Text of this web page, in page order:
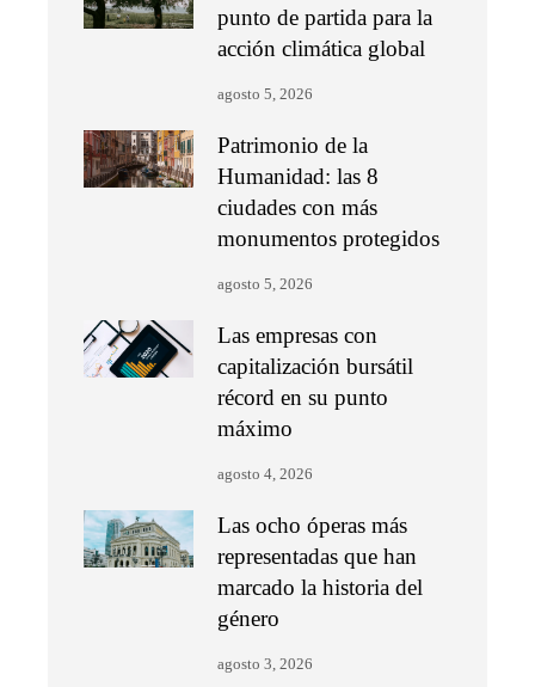
punto de partida para la
acción climática global
agosto 5, 2026
Patrimonio de la
Humanidad: las 8
ciudades con más
monumentos protegidos
agosto 5, 2026
Las empresas con
capitalización bursátil
récord en su punto
máximo
agosto 4, 2026
Las ocho óperas más
representadas que han
marcado la historia del
género
agosto 3, 2026